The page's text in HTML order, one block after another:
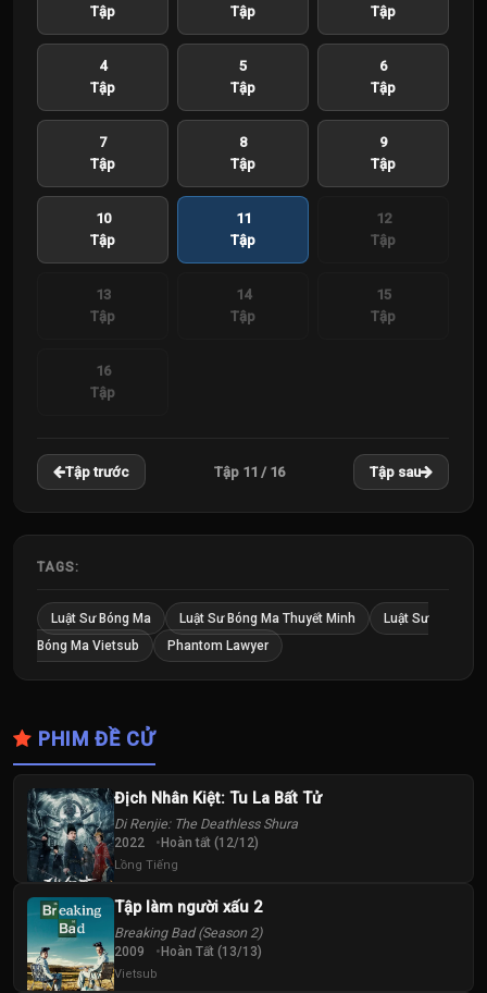
Tập
Tập
Tập
4
Tập
5
Tập
6
Tập
7
Tập
8
Tập
9
Tập
10
Tập
11
Tập
12
Tập
13
Tập
14
Tập
15
Tập
16
Tập
Tập trước Tập 11 / 16 Tập sau
TAGS:
Luật Sư Bóng Ma Luật Sư Bóng Ma Thuyết Minh
Luật Sư
Bóng Ma Vietsub
Phantom Lawyer
PHIM ĐỀ CỬ
Địch Nhân Kiệt: Tu La Bất Tử
Di Renjie: The Deathless Shura
2022 Hoàn tất (12/12)
Lồng Tiếng
Tập làm người xấu 2
Breaking Bad (Season 2)
2009 Hoàn Tất (13/13)
Vietsub